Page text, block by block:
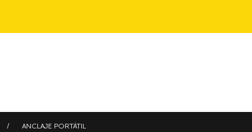
ANCLAJE PORTÁTIL